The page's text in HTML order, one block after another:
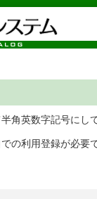
角英数字記号にし
の利用登録が必要